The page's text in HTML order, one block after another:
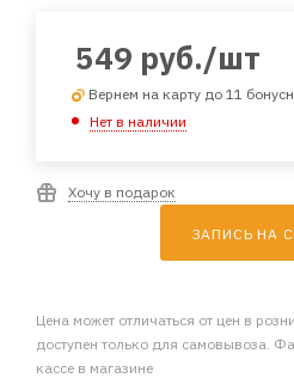
549 руб./шт
Вернем на карту до 11
Нет в наличии
Хочу в подарок
ЗАПИСЬ НА
Цена может отличаться от цен в
доступен только для самовывоза.
кассе в магазине